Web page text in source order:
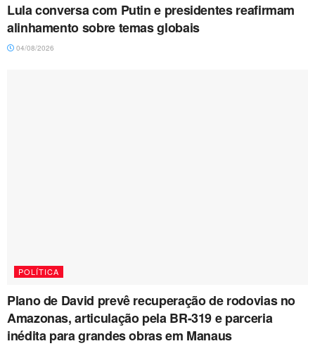
Lula conversa com Putin e presidentes reafirmam
alinhamento sobre temas globais
04/08/2026
POLÍTICA
Plano de David prevê recuperação de rodovias no
Amazonas, articulação pela BR-319 e parceria
inédita para grandes obras em Manaus